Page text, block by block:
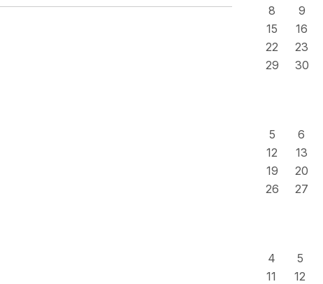
8
9
15
16
22
23
29
30
5
6
12
13
19
20
26
27
4
5
11
12